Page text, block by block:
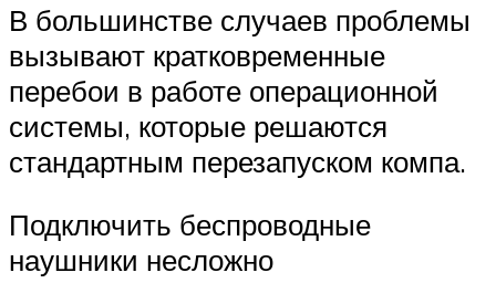
В большинстве случаев проблемы
вызывают кратковременные
перебои в работе операционной
системы, которые решаются
стандартным перезапуском компа.
Подключить беспроводные
наушники несложно